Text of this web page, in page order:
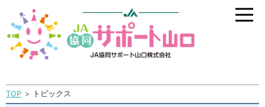
TOP トピックス